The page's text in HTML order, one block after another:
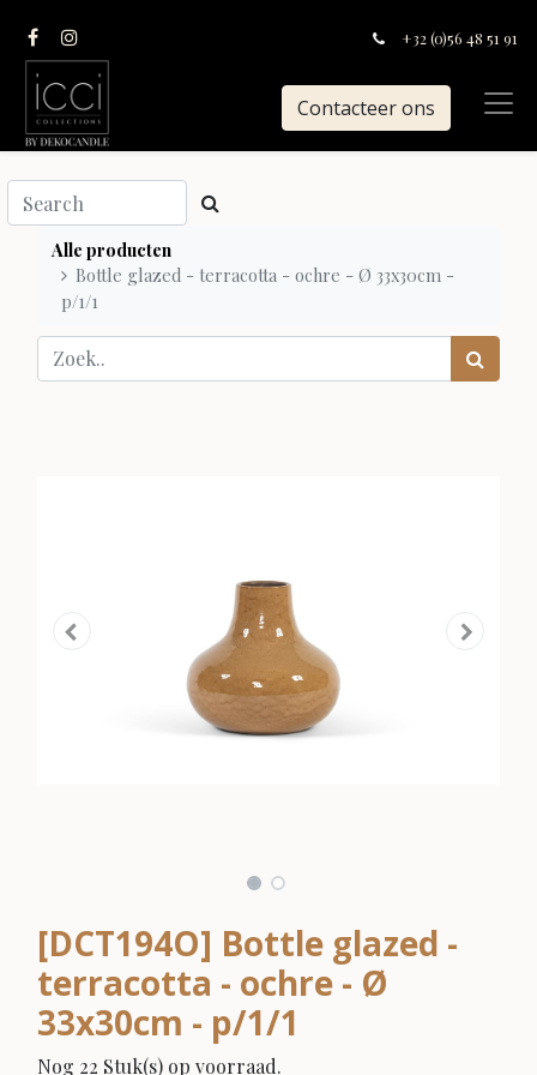
+32 (0)56 48 51 91
Contacteer ons
Alle producten
Bottle glazed - terracotta - ochre - Ø 33x30cm -
p/1/1
[DCT194O] Bottle glazed -
terracotta - ochre - Ø
33x30cm - p/1/1
Nog 22 Stuk(s) op voorraad.